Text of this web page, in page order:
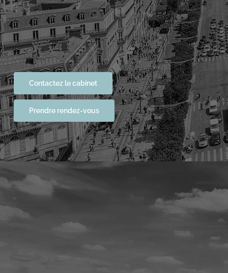
Contactez le cabinet
Prendre rendez-vous